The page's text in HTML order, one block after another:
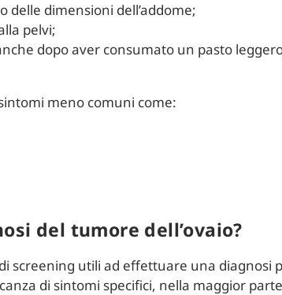
dimensioni dell’addome;
pelvi;
dopo aver consumato un pasto
meno comuni come:
del tumore dell’ovaio?
screening utili ad effettuare una diagnosi
di sintomi specifici, nella maggior